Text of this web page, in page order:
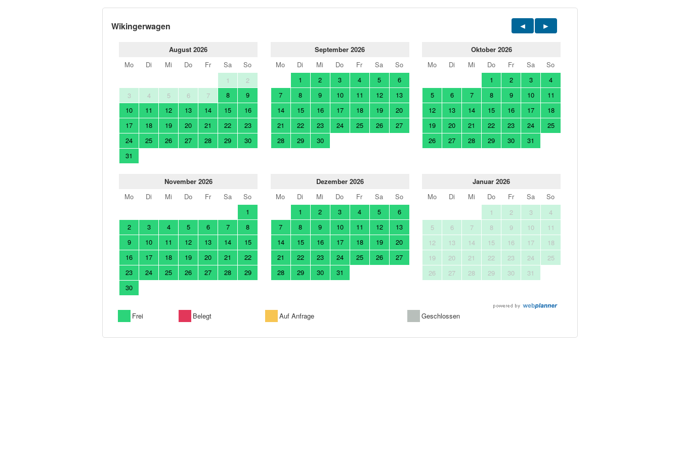
Wikingerwagen
August 2026
Mo
Di Mi Do Fr Sa
So
1
2
3
4 5 6 7 8
9
10
11 12 13 14 15
16
17
18 19 20 21 22
23
24
25 26 27 28 29
30
31
September 2026
Mo
Di Mi Do Fr Sa
So
1
2 3 4 5
6
7
8 9 10 11 12
13
14
15 16 17 18 19
20
21
22 23 24 25 26
27
28
29 30
Oktober 2026
Mo
Di Mi Do Fr Sa
So
1
2 3
4
5
6 7 8 9 10
11
12
13 14 15 16 17
18
19
20 21 22 23 24
25
26
27 28 29 30 31
November 2026
Mo
Di Mi Do Fr Sa
So
1
2
3 4 5 6 7
8
9
10 11 12 13 14
15
16
17 18 19 20 21
22
23
24 25 26 27 28
29
30
Dezember 2026
Mo
Di Mi Do Fr Sa
So
1
2 3 4 5
6
7
8 9 10 11 12
13
14
15 16 17 18 19
20
21
22 23 24 25 26
27
28
29 30 31
Januar 2026
Mo
Di Mi Do Fr Sa
So
1
2 3
4
5
6 7 8 9 10
11
12
13 14 15 16 17
18
19
20 21 22 23 24
25
26
27 28 29 30 31
Frei Belegt Auf Anfrage Geschlossen